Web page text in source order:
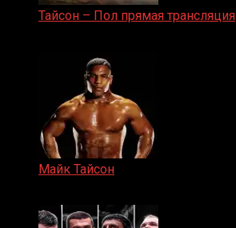
Тайсон – Пол прямая трансляция
Майк Тайсон